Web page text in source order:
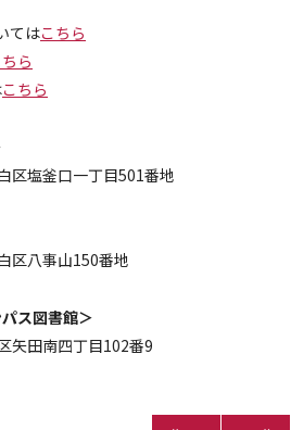
てはこちら
ら
こちら
区塩釜口一丁目501番地
区八事山150番地
ス図書館＞
矢田南四丁目102番9